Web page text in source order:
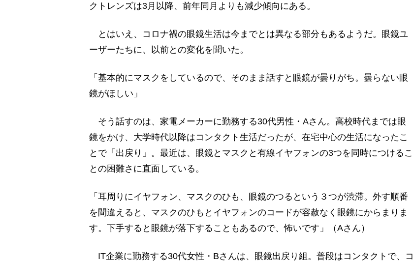
クトレンズは3月以降、前年同月よりも減少傾向にある。
とはいえ、コロナ禍の眼鏡生活は今までとは異なる部分もあるようだ。眼鏡ユ
ーザーたちに、以前との変化を聞いた。
「基本的にマスクをしているので、そのまま話すと眼鏡が曇りがち。曇らない眼
鏡がほしい」
そう話すのは、家電メーカーに勤務する30代男性・Aさん。高校時代までは眼
鏡をかけ、大学時代以降はコンタクト生活だったが、在宅中心の生活になったこ
とで「出戻り」。最近は、眼鏡とマスクと有線イヤフォンの3つを同時につけるこ
との困難さに直面している。
「耳周りにイヤフォン、マスクのひも、眼鏡のつるという３つが渋滞。外す順番
を間違えると、マスクのひもとイヤフォンのコードが容赦なく眼鏡にからまりま
す。下手すると眼鏡が落下することもあるので、怖いです」（Aさん）
IT企業に勤務する30代女性・Bさんは、眼鏡出戻り組。普段はコンタクトで、コ